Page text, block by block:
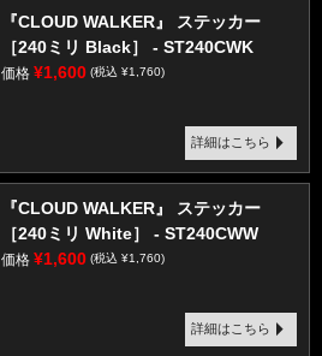
『CLOUD WALKER』 ステッカー
［240ミリ Black］ - ST240CWK
価格 ¥1,600 (税込 ¥1,760)
詳細はこちら
『CLOUD WALKER』 ステッカー
［240ミリ White］ - ST240CWW
価格 ¥1,600 (税込 ¥1,760)
詳細はこちら